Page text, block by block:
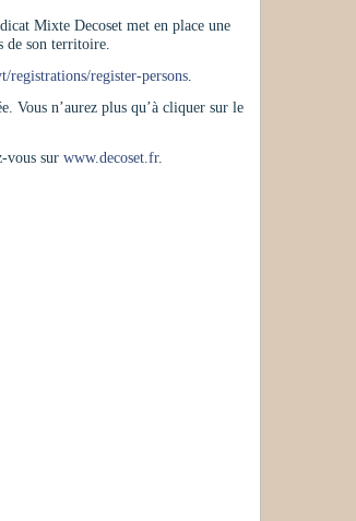
Mixte Decoset met en place une
de son territoire.
registrations/register-persons.
Vous n’aurez plus qu’à cliquer sur le
vous sur www.decoset.fr.